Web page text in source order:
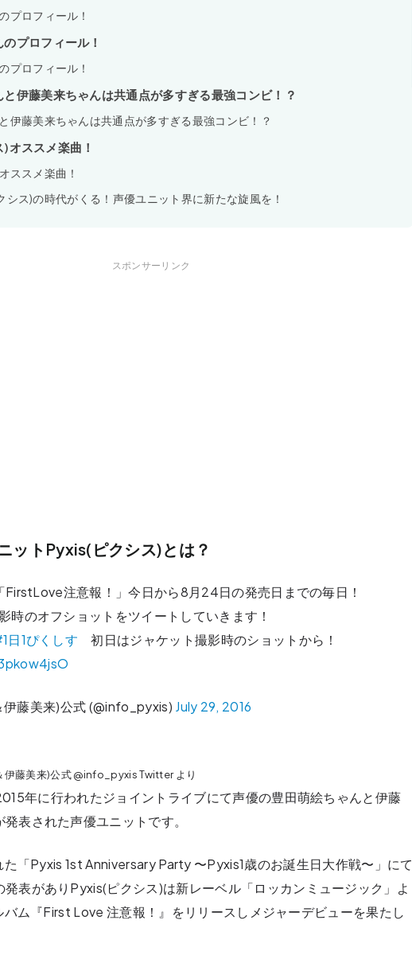
プロフィール！
プロフィール！
プロフィール！
伊藤美来ちゃんは共通点が多すぎる最強コンビ！？
伊藤美来ちゃんは共通点が多すぎる最強コンビ！？
オススメ楽曲！
ススメ楽曲！
シス)の時代がくる！声優ユニット界に新たな旋風を！
スポンサーリンク
ットPyxis(ピクシス)とは？
FirstLove注意報！」今日から8月24日の発売日までの毎日！
時のオフショットをツイートしていきます！
日1ぴくしす 初日はジャケット撮影時のショットから！
藤美来)公式 (@info_pyxis) July 29, 2016
出典:©Pyxis(豊田萌絵＆伊藤美来)公式‏ @info_pyxis Twitter より
年に行われたジョイントライブにて声優の豊田萌絵ちゃんと伊藤
表された声優ユニットです。
「Pyxis 1st Anniversary Party 〜Pyxis1歳のお誕生日大作戦〜」にて
発表がありPyxis(ピクシス)は新レーベル「ロッカンミュージック」よ
ム『First Love 注意報！』をリリースしメジャーデビューを果たし